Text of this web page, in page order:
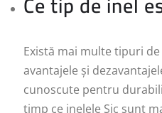
Există mai multe tipuri
avantajele și
cunoscute pentru
timp ce inelele Sic sunt